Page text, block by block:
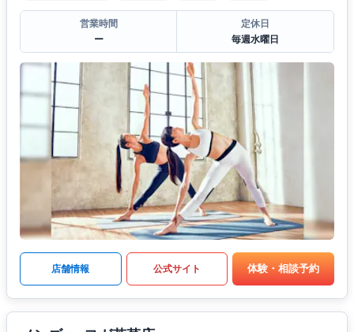
営業時間
ー
定休日
毎週水曜日
店舗情報 公式サイト 体験・相談予約